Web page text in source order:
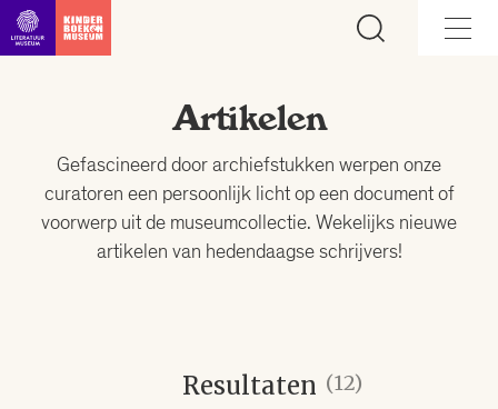
Ga direct naar inhoud
Artikelen
Gefascineerd door archiefstukken werpen onze
curatoren een persoonlijk licht op een document of
voorwerp uit de museumcollectie. Wekelijks nieuwe
artikelen van hedendaagse schrijvers!
Resultaten (12)